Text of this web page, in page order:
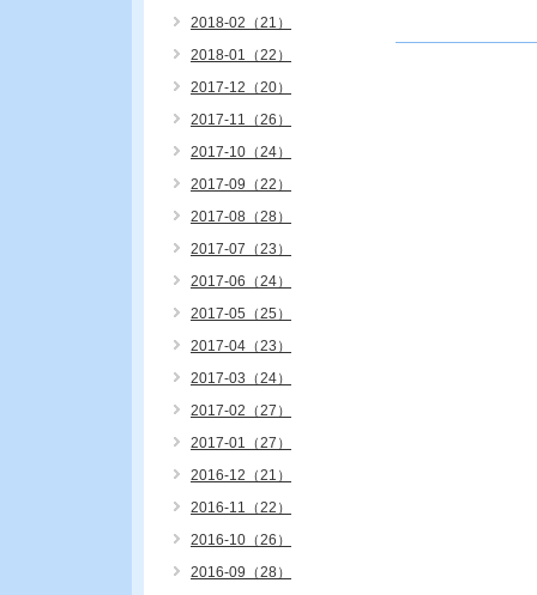
2018-02（21）
2018-01（22）
2017-12（20）
2017-11（26）
2017-10（24）
2017-09（22）
2017-08（28）
2017-07（23）
2017-06（24）
2017-05（25）
2017-04（23）
2017-03（24）
2017-02（27）
2017-01（27）
2016-12（21）
2016-11（22）
2016-10（26）
2016-09（28）